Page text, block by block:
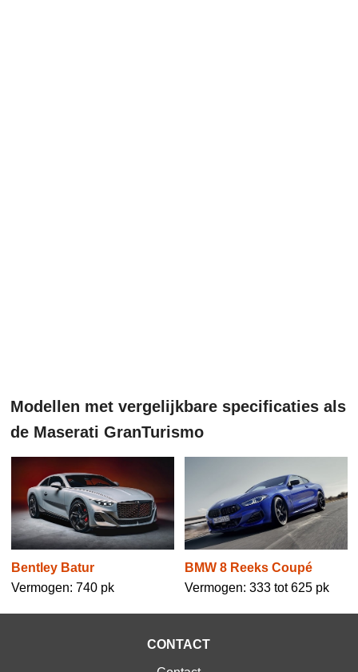
Modellen met vergelijkbare specificaties als
de Maserati GranTurismo
Bentley Batur
Vermogen: 740 pk
BMW 8 Reeks Coupé
Vermogen: 333 tot 625 pk
CONTACT